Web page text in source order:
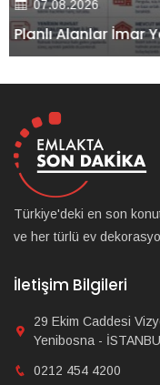
Kiler GYO’dan
önemli adım!
Türkiye'deki en son
ve her türlü ev
İletişim Bilgileri
29 Ekim Caddesi
Yenibosna -
0212 454 4200